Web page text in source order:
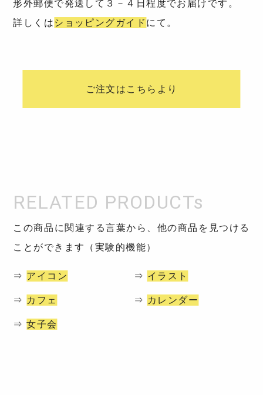
形外郵便で発送して３－４日程度でお届けです。
詳しくは ショッピングガイド にて。
ご注文はこちらより
この商品に関連する言葉から、他の商品を見つける
ことができます（実験的機能）
⇒ アイコン ⇒ イラスト
⇒ カフェ ⇒ カレンダー
⇒女子会